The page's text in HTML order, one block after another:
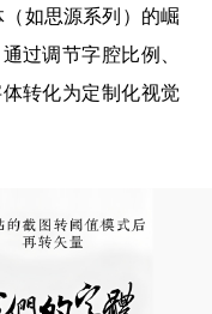
如思源系列）的崛
过调节字腔比例、
转化为定制化视觉